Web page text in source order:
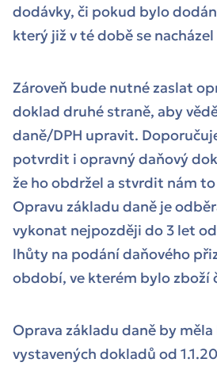
dodávky, či pokud bylo
který již v té době se
Zároveň bude nutné zaslat
doklad druhé straně, aby
daně/DPH upravit.
potvrdit i opravný daňový
že ho obdržel a stvrdit nám
Opravu základu daně je
vykonat nejpozději do 3 let
lhůty na podání daňového
období, ve kterém bylo zboží
Oprava základu daně by
vystavených dokladů od